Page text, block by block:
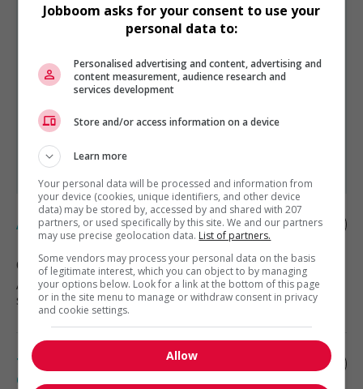
Québec
Planificateur(trice) de production senior
Coordonnateur administratif en aviation –...
Répartiteur / dispatcher
Mécanicien de véhicules lourds et remorques -...
Chauffeur(euse) camion-grue – classe 3 ou 1
Commis aux pièces (poste permanent de jour)
Aide mécanicien de véhicules lourds
Québec, QC
Automobile, transport et mécanique
spécialisée
Technicien(ne) de service sur la route –
québec et ontario
Jobboom asks for your consent to use your
personal data to:
Personalised advertising and content, advertising and
content measurement, audience research and
services development
Store and/or access information on a device
Learn more
Your personal data will be processed and information from
your device (cookies, unique identifiers, and other device
data) may be stored by, accessed by and shared with 207
partners, or used specifically by this site. We and our partners
may use precise geolocation data. List of partners.
Some vendors may process your personal data on the basis
of legitimate interest, which you can object to by managing
your options below. Look for a link at the bottom of this page
or in the site menu to manage or withdraw consent in privacy
and cookie settings.
Allow